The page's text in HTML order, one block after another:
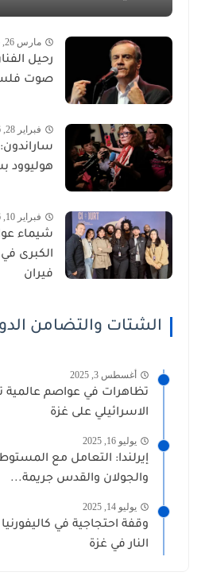
مارس 26, 2026
رحيل
صوت
فبراير 28, 2026
هوليوود
فبراير 10, 2026
شيماء
الكبرى
فيران
الشتات والتضامن
أغسطس 3, 2025
تظاهرات في عواصم عالمية
الاسرائيلي على غزة
يوليو 16, 2025
إيرلندا: التعامل مع
والجولان والقدس جريمة...
يوليو 14, 2025
وقفة احتجاجية في
النار في غزة